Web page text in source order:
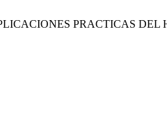
PRACTICAS